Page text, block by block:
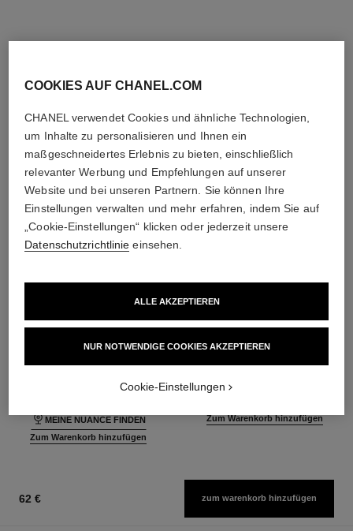
Foundation mit Langem Halt für
einen Natürlich Frischen Teint
42 Nuancen verfügbar
MEINE NUANCE FINDEN
Zum Warenkorb hinzufügen
Natürlichen Look
Ref. 184189
6 Nuancen verfügbar
Zum Warenkorb hinzufügen
62 € zum warenkorb hinzufügen
COOKIES AUF CHANEL.COM
CHANEL verwendet Cookies und ähnliche Technologien,
um Inhalte zu personalisieren und Ihnen ein
maßgeschneidertes Erlebnis zu bieten, einschließlich
relevanter Werbung und Empfehlungen auf unserer
Website und bei unseren Partnern. Sie können Ihre
Einstellungen verwalten und mehr erfahren, indem Sie auf
„Cookie-Einstellungen“ klicken oder jederzeit unsere
Datenschutzrichtlinie einsehen.
NUR NOTWENDIGE COOKIES AKZEPTIEREN
ALLE AKZEPTIEREN
Cookie-Einstellungen